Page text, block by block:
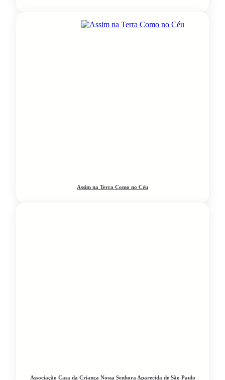
Assim na Terra Como no Céu
Associação Casa da Criança Nossa Senhora Aparecida de São Paulo